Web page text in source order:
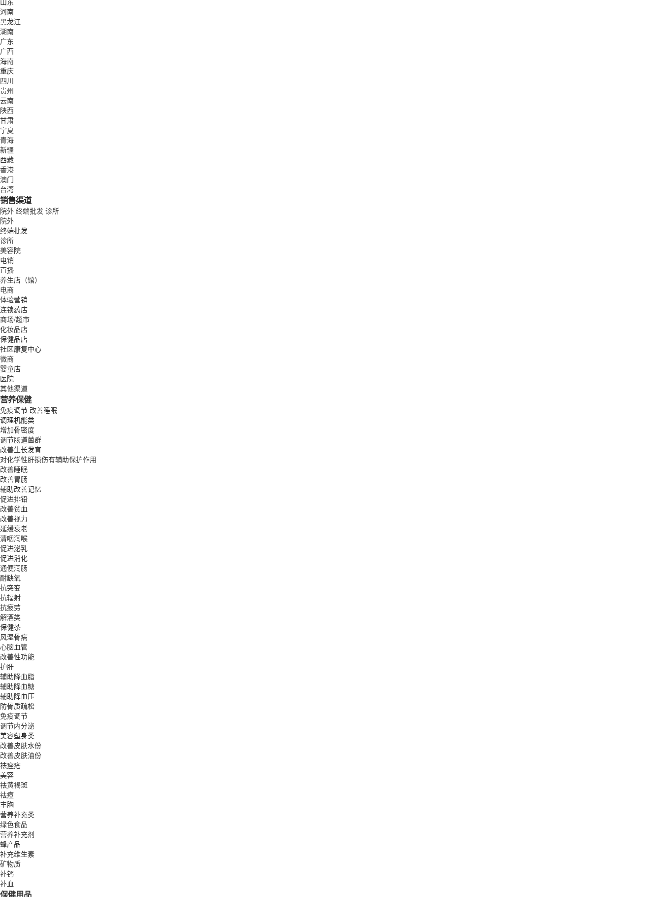
河南
黑龙江
湖南
广东
广西
海南
重庆
四川
贵州
云南
陕西
甘肃
宁夏
青海
新疆
西藏
香港
澳门
台湾
销售渠道
院外 终端批发 诊所
院外
终端批发
诊所
美容院
电销
直播
养生店（馆）
电商
体验营销
连锁药店
商场/超市
化妆品店
保健品店
社区康复中心
微商
婴童店
医院
其他渠道
营养保健
免疫调节 改善睡眠
调理机能类
增加骨密度
调节肠道菌群
改善生长发育
对化学性肝损伤有辅助保护作用
改善睡眠
改善胃肠
辅助改善记忆
促进排铅
改善贫血
改善视力
延缓衰老
清咽润喉
促进泌乳
促进消化
通便润肠
耐缺氧
抗突变
抗辐射
抗疲劳
解酒类
保健茶
风湿骨病
心脑血管
改善性功能
护肝
辅助降血脂
辅助降血糖
辅助降血压
防骨质疏松
免疫调节
调节内分泌
美容塑身类
改善皮肤水份
改善皮肤油份
祛痤疮
美容
祛黄褐斑
祛痘
丰胸
营养补充类
绿色食品
营养补充剂
蜂产品
补充维生素
矿物质
补钙
补血
保健用品